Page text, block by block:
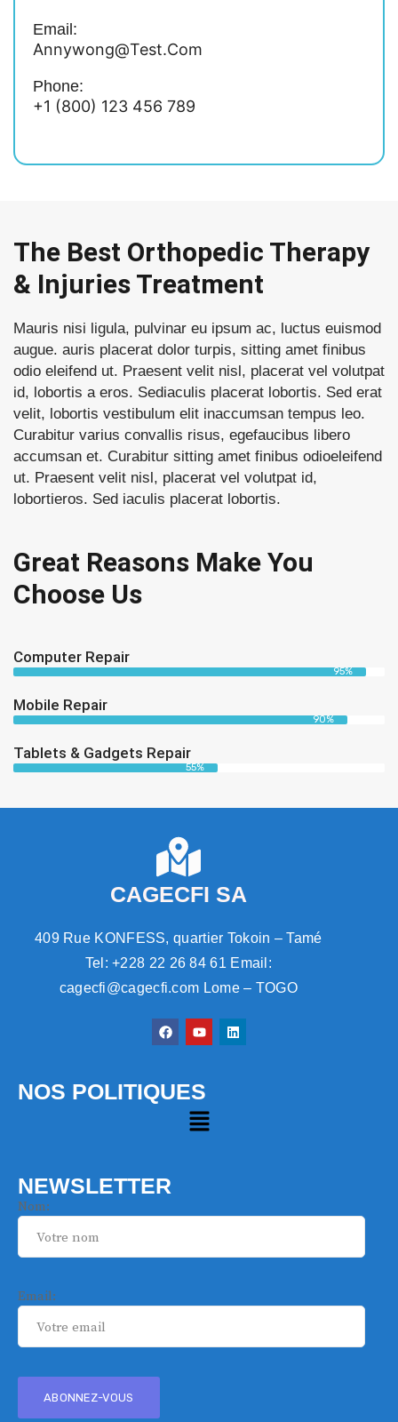
Email:
Annywong@test.com
Phone:
+1 (800) 123 456 789
The Best Orthopedic Therapy
& Injuries Treatment
Mauris nisi ligula, pulvinar eu ipsum ac, luctus euismod
augue. auris placerat dolor turpis, sitting amet finibus
odio eleifend ut. Praesent velit nisl, placerat vel volutpat
id, lobortis a eros. Sediaculis placerat lobortis. Sed erat
velit, lobortis vestibulum elit inaccumsan tempus leo.
Curabitur varius convallis risus, egefaucibus libero
accumsan et. Curabitur sitting amet finibus odioeleifend
ut. Praesent velit nisl, placerat vel volutpat id,
lobortieros. Sed iaculis placerat lobortis.
Great Reasons Make You
Choose Us
Computer Repair
95%
Mobile Repair
90%
Tablets & Gadgets Repair
55%
CAGECFI SA
409 Rue KONFESS, quartier Tokoin – Tamé
Tel: +228 22 26 84 61 Email:
cagecfi@cagecfi.com Lome – TOGO
NOS POLITIQUES
NEWSLETTER
Nom:
Email: